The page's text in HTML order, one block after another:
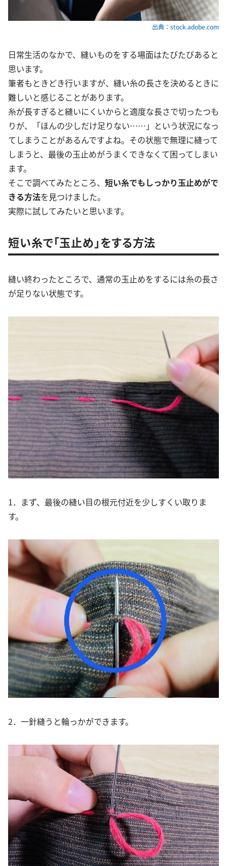
出典：stock.adobe.com
日常生活のなかで、縫いものをする場面はたびたびあると
思います。
筆者もときどき行いますが、縫い糸の長さを決めるときに
難しいと感じることがあります。
糸が長すぎると縫いにくいからと適度な長さで切ったつも
りが、「ほんの少しだけ足りない……」という状況になっ
てしまうことがあるんですよね。その状態で無理に縫って
しまうと、最後の玉止めがうまくできなくて困ってしまい
ます。
そこで調べてみたところ、 短い糸でもしっかり玉止めがで
きる方法を見つけました。
実際に試してみたいと思います。
短い糸で「玉止め」をする方法
縫い終わったところで、通常の玉止めをするには糸の長さ
が足りない状態です。
1．まず、最後の縫い目の根元付近を少しすくい取りま
す。
2．一針縫うと輪っかができます。